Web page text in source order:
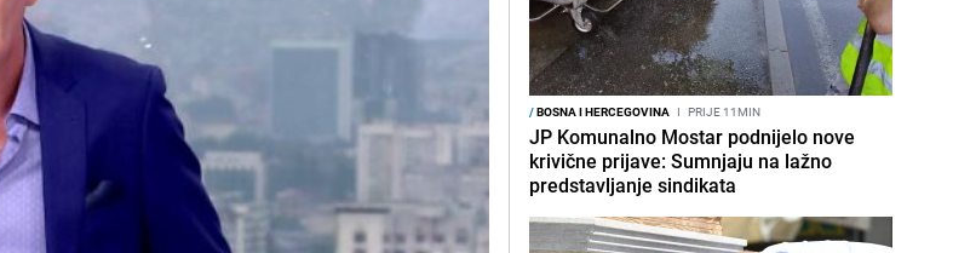
/BOSNA I HERCEGOVINA I PRIJE 11MIN
JP Komunalno Mostar podnijelo nove
krivične prijave: Sumnjaju na lažno
predstavljanje sindikata